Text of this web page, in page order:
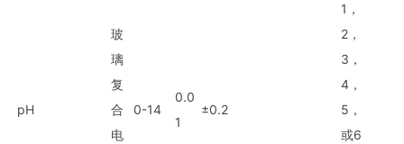
pH
玻
璃
复
合
电
0-14
0.0
1
±0.2
1，
2，
3，
4，
5，
或6